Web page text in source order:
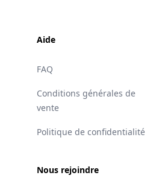
Aide
FAQ
Conditions générales de
vente
Politique de confidentialité
Nous rejoindre